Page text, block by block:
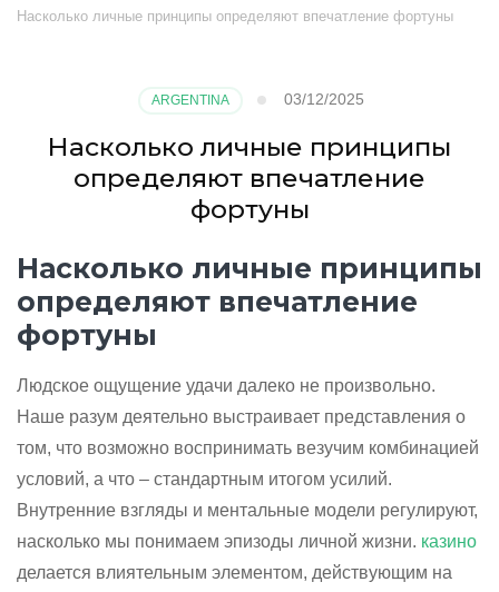
Насколько личные принципы определяют впечатление фортуны
ARGENTINA 03/12/2025
Насколько личные принципы
определяют впечатление
фортуны
Насколько личные принципы
определяют впечатление
фортуны
Людское ощущение удачи далеко не произвольно.
Наше разум деятельно выстраивает представления о
том, что возможно воспринимать везучим комбинацией
условий, а что – стандартным итогом усилий.
Внутренние взгляды и ментальные модели регулируют,
насколько мы понимаем эпизоды личной жизни. казино
делается влиятельным элементом, действующим на